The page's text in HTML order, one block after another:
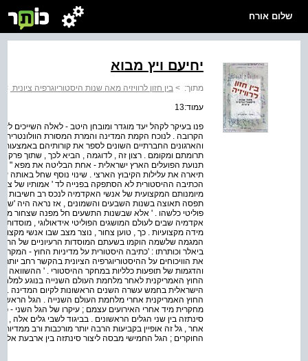
שלום אורח
יחיעם ויץ מבוא
מתוך: > בין חזון לרוויזיה מאה שנות היסטוריוגרפיה ציונית >
עמוד:13
פנו בעיקר לקהל יעד מוגדר ומובחן היטב - לאלה השייכים
הקרובה . לנוכח הקמת המדינה והמרת המסורת הוולונטרית
והארגונים החברתיים השונים לספר את קורותיהם באמצעות
תרומתם ומקומם . רצון זה , לדוגמה , הביא לכך , שתוך פרק
תנועת הפועלים הארץ ישראלית - אחת הבליטה את מפא " י
תיארה את עלילות הקיבוץ הארצי . שינוי נוסף שחל
הכתיבה ההיסטורית לא הסתפקה בפנייה לד ' אמותיו של
מיומנותם המקצועית של אנשי האקדמיה לנכס רב חשיבות .
תפסה תאוצה בשנות השבעים והשמונים , אז נראה היה
פוליטי כלשהו . ' אלא שבשנות התשעים חל מפנה שצחור
אקדמיה שבים לעולם המושגים הפוליטי אידאולוגי , מוסדות
מידה מקצועיות . כך , טוען צחור , נוצר מצב שבו אנשי
המגמה שלשמה הוקמו בשעתם המוסדות הרעיוניים של
ביאלר וכותרתו : 'כתיבה היסטורית על מדיניות החוץ -
את הוויכוחים על ההיסטוריוגרפיה הציונית בהקשר רחב
והדגמות של תופעות כלליות במחקר ההיסטורי . ' ההשוואה
החוץ האמריקנית לאחר מלחמת העולם השנייה בנוגע
הישראלית בחמש עשרה השנים הראשונות לקיום המדינה .
החוץ האמריקנית אחרי מלחמת העולם השנייה . הגל
מחקרית מיד אחרי האירועים עצמם ; עיקרו של הגל השני -
סינתזה בין שני הגלים הראשונים . בביגוד לשבי גלים אלה ,
אחר , גל זה אופיין בקביעות הרבה יותר מורכבות ורב ממדיות
החוקרים ; הגל החמישי מבסה ליצור סינתזה בין ארבעת